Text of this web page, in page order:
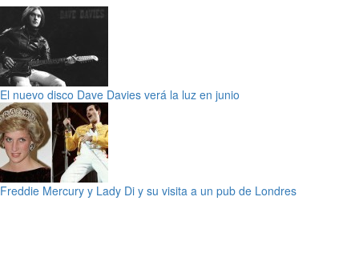
El nuevo disco Dave Davies verá la luz en junio
Freddie Mercury y Lady Di y su visita a un pub de Londres